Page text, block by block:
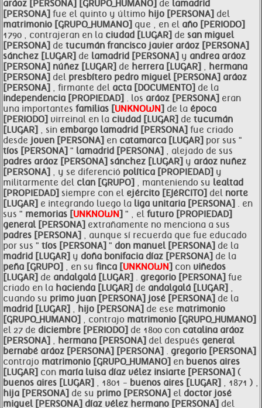
aráoz [PERSONA] [GRUPO_HUMANO] de lamadrid
[PERSONA] fue el quinto y último hijo [PERSONA] del
matrimonio [GRUPO_HUMANO] que , en el año [PERIODO]
1790 , contrajeran en la ciudad [LUGAR] de san miguel
[PERSONA] de tucumán francisco javier aráoz [PERSONA]
sánchez [LUGAR] de lamadrid [PERSONA] y andrea aráoz
[PERSONA] núñez [LUGAR] de herrera [LUGAR] , hermana
[PERSONA] del presbítero pedro miguel [PERSONA] aráoz
[PERSONA] , firmante del acta [DOCUMENTO] de la
independencia [PROPIEDAD] . los aráoz [PERSONA] eran
una importantes familias [UNKNOWN] de la época
[PERIODO] virreinal en la ciudad [LUGAR] de tucumán
[LUGAR] , sin embargo lamadrid [PERSONA] fue criado
desde joven [PERSONA] en catamarca [LUGAR] por sus "
tíos [PERSONA] " lamadrid [PERSONA] , alejado de sus
padres aráoz [PERSONA] sánchez [LUGAR] y aráoz nuñez
[PERSONA] , y se diferenció política [PROPIEDAD] y
militarmente del clan [GRUPO] , manteniendo su lealtad
[PROPIEDAD] siempre con el ejército [EJéRCITO] del norte
[LUGAR] e integrando luego la liga unitaria [PERSONA] . en
sus " memorias [UNKNOWN] " , el futuro [PROPIEDAD]
general [PERSONA] extrañamente no menciona a sus
padres [PERSONA] , aunque sí recuerda que fue educado
por sus " tíos [PERSONA] " don manuel [PERSONA] de la
madrid [LUGAR] y doña bonifacia díaz [PERSONA] de la
peña [GRUPO] , en su finca [UNKNOWN] con viñedos
[LUGAR] de andalgalá [LUGAR] . gregorio [PERSONA] fue
criado en la hacienda [LUGAR] de andalgalá [LUGAR] ,
cuando su primo juan [PERSONA] josé [PERSONA] de la
madrid [LUGAR] , hijo [PERSONA] de ese matrimonio
[GRUPO_HUMANO] , contrajo matrimonio [GRUPO_HUMANO]
el 27 de diciembre [PERIODO] de 1800 con catalina aráoz
[PERSONA] , hermana [PERSONA] del después general
bernabé aráoz [PERSONA] [PERSONA] . gregorio [PERSONA]
contrajo matrimonio [GRUPO_HUMANO] en buenos aires
[LUGAR] con maría luisa díaz vélez insiarte [PERSONA] (
buenos aires [LUGAR] , 1801 - buenos aires [LUGAR] , 1871 ) ,
hija [PERSONA] de su primo [PERSONA] el doctor josé
miguel [PERSONA] díaz vélez hermano [PERSONA] del